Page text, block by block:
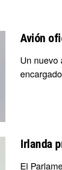
Avión
Un nuevo
Irlanda
El